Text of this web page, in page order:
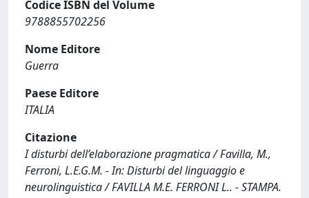
Codice ISBN del Volume
9788855702256
Nome Editore
Guerra
Paese Editore
ITALIA
Citazione
I disturbi dell’elaborazione pragmatica / Favilla, M.,
Ferroni, L.E.G.M. - In: Disturbi del linguaggio e
neurolinguistica / FAVILLA M.E. FERRONI L.. - STAMPA.